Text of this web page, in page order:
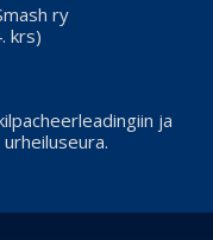
ry
krs)
ja